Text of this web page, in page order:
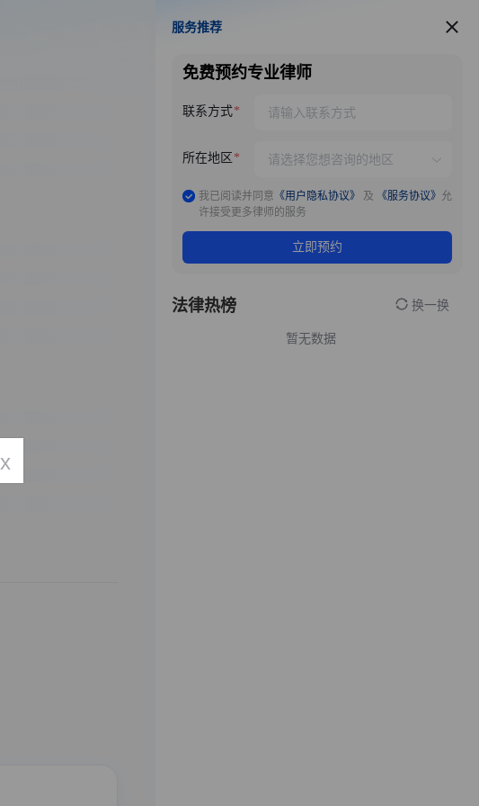
服务推荐
服务推荐
免费预约专业律师
联系方式
所在地区
我已阅读并同意 《用户隐私协议》 及 《服务协议》 允
许接受更多律师的服务
立即预约
法律热榜 换一换
暂无数据
x